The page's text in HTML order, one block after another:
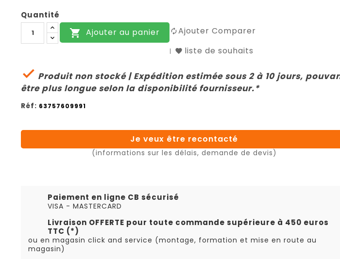
Quantité
 Ajouter au panier
Ajouter Comparer
liste de souhaits
 Produit non stocké | Expédition estimée sous 2 à 10 jours,
être plus longue selon la disponibilité fournisseur.*
Réf: 63757609991
Je veux être recontacté
(informations sur les délais, demande de devis)
Paiement en ligne CB sécurisé
VISA - MASTERCARD
Livraison OFFERTE pour toute commande supérieure à 450 euros
TTC (*)
ou en magasin click and service (montage, formation et mise en route au
magasin)